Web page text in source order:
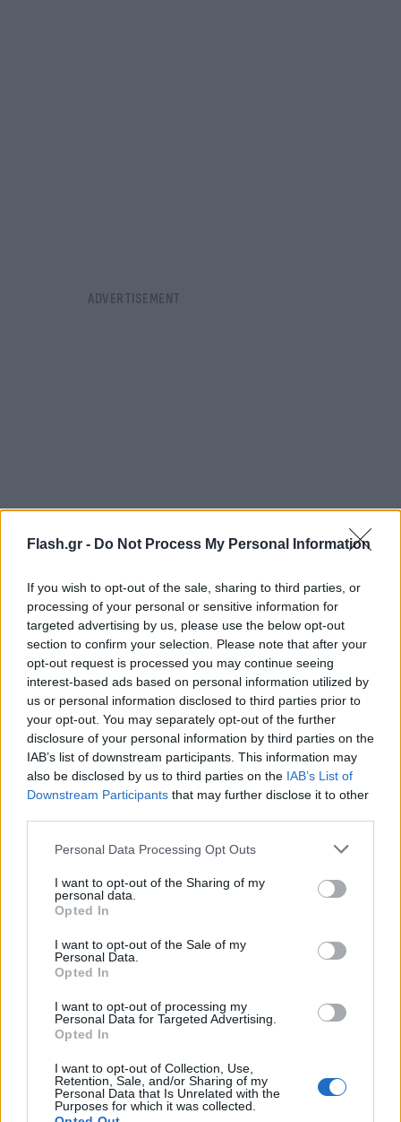
Flash.gr - Do Not Process My Personal Information
If you wish to opt-out of the sale, sharing to third parties, or
processing of your personal or sensitive information for
targeted advertising by us, please use the below opt-out
section to confirm your selection. Please note that after your
opt-out request is processed you may continue seeing
interest-based ads based on personal information utilized by
us or personal information disclosed to third parties prior to
your opt-out. You may separately opt-out of the further
disclosure of your personal information by third parties on the
IAB’s list of downstream participants. This information may
also be disclosed by us to third parties on the IAB’s List of
Downstream Participants that may further disclose it to other
Please note that this website/app uses one or more Google
not limited to your visit or usage behaviour. You may click to
grant or deny consent to Google and its third-party tags to
use your data for below specified purposes in below Google
consent section.
Personal Data Processing Opt Outs
I want to opt-out of the Sharing of my
personal data.
Opted In
I want to opt-out of the Sale of my
Personal Data.
Opted In
I want to opt-out of processing my
Personal Data for Targeted Advertising.
Opted In
I want to opt-out of Collection, Use,
Retention, Sale, and/or Sharing of my
Personal Data that Is Unrelated with the
Purposes for which it was collected.
Δικιά μου ήταν η εταιρεία και την εκβίαζα για να
την κλείσει??
Εγώ έπαιρνα με αυτόν τον άτιμο τρόπο σπίτια
κακομοιρηδων φτωχών ανθρώπων και εκβίαζα για
να μην μαθευτεί??
Εγώ είμαι αυτός που ενώ μου δολοφονησαν το